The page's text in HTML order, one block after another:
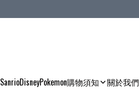
SanrioDisneyPokemon購物須知 關於我們